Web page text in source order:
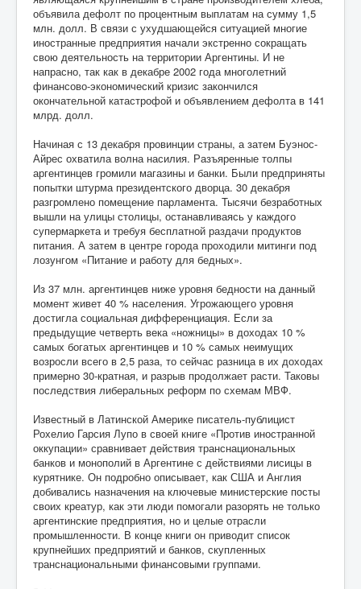
объявила дефолт по процентным выплатам на сумму 1,5
млн. долл. В связи с ухудшающейся ситуацией многие
иностранные предприятия начали экстренно сокращать
свою деятельность на территории Аргентины. И не
напрасно, так как в декабре 2002 года многолетний
финансово-экономический кризис закончился
окончательной катастрофой и объявлением дефолта в 141
млрд. долл.
Начиная с 13 декабря провинции страны, а затем Буэнос-
Айрес охватила волна насилия. Разъяренные толпы
аргентинцев громили магазины и банки. Были предприняты
попытки штурма президентского дворца. 30 декабря
разгромлено помещение парламента. Тысячи безработных
вышли на улицы столицы, останавливаясь у каждого
супермаркета и требуя бесплатной раздачи продуктов
питания. А затем в центре города проходили митинги под
лозунгом «Питание и работу для бедных».
Из 37 млн. аргентинцев ниже уровня бедности на данный
момент живет 40 % населения. Угрожающего уровня
достигла социальная дифференциация. Если за
предыдущие четверть века «ножницы» в доходах 10 %
самых богатых аргентинцев и 10 % самых неимущих
возросли всего в 2,5 раза, то сейчас разница в их доходах
примерно 30-кратная, и разрыв продолжает расти. Таковы
последствия либеральных реформ по схемам МВФ.
Известный в Латинской Америке писатель-публицист
Рохелио Гарсия Лупо в своей книге «Против иностранной
оккупации» сравнивает действия транснациональных
банков и монополий в Аргентине с действиями лисицы в
курятнике. Он подробно описывает, как США и Англия
добивались назначения на ключевые министерские посты
своих креатур, как эти люди помогали разорять не только
аргентинские предприятия, но и целые отрасли
промышленности. В конце книги он приводит список
крупнейших предприятий и банков, скупленных
транснациональными финансовыми группами.